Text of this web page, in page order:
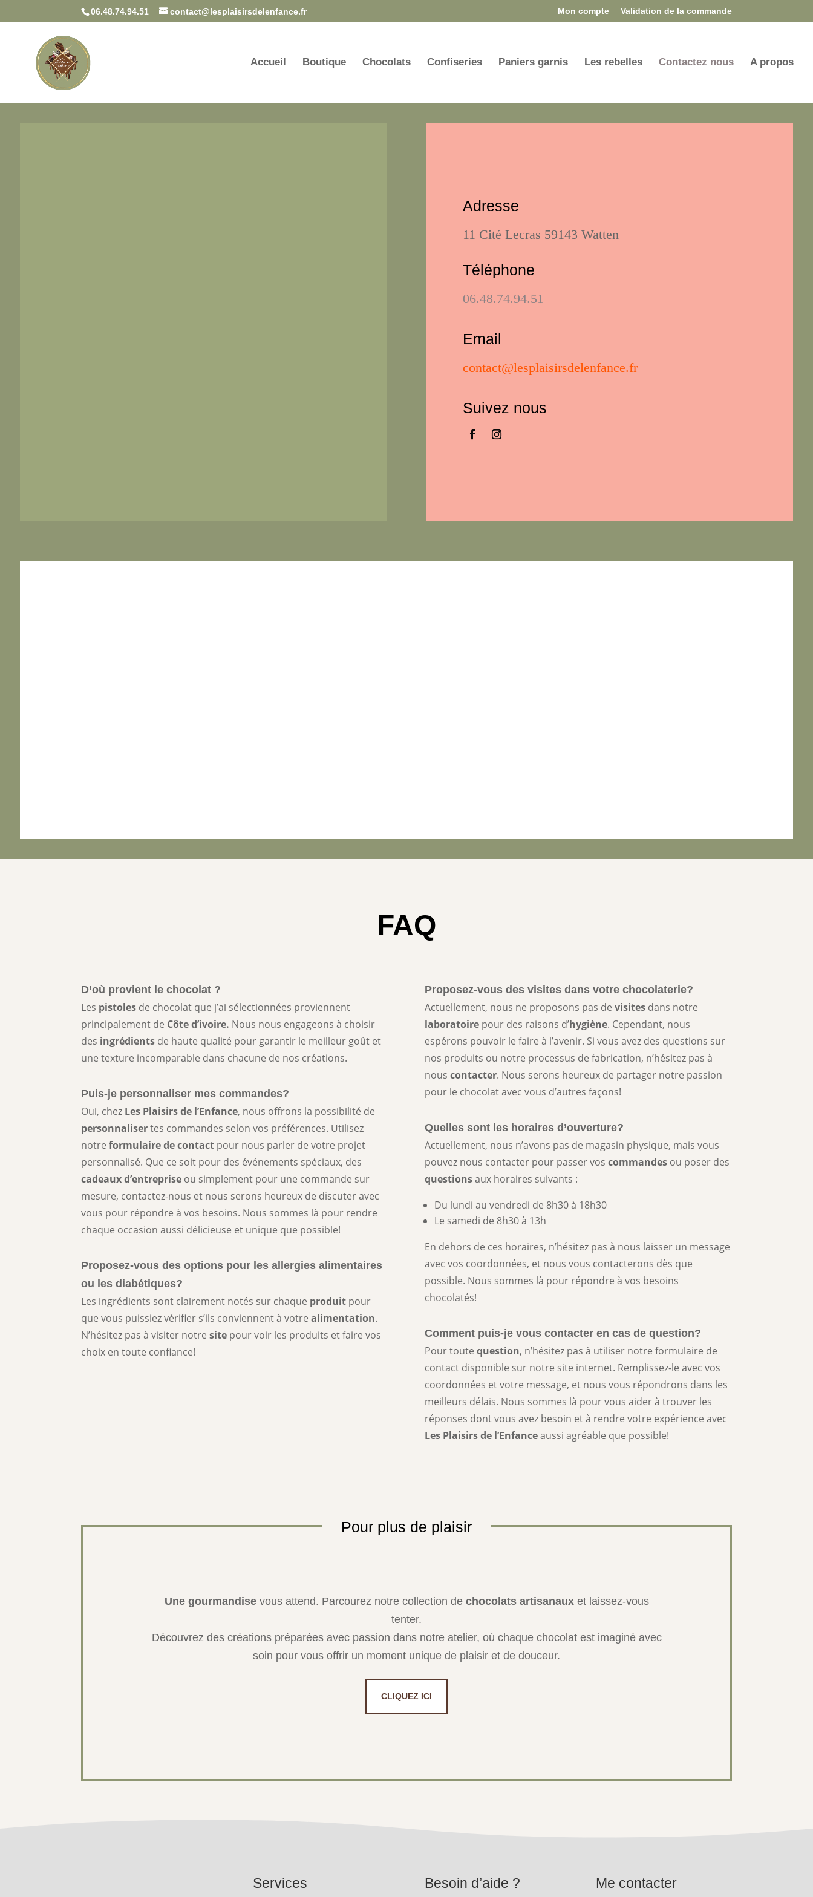
06.48.74.94.51 contact@lesplaisirsdelenfance.fr Mon compte Validation de la commande
Accueil Boutique Chocolats Confiseries Paniers garnis Les rebelles Contactez nous A propos
Adresse
11 Cité Lecras 59143 Watten
Téléphone
06.48.74.94.51
Email
contact@lesplaisirsdelenfance.fr
Suivez nous
FAQ
D’où provient le chocolat ?
Les pistoles de chocolat que j’ai sélectionnées proviennent
principalement de Côte d’ivoire. Nous nous engageons à choisir
des ingrédients de haute qualité pour garantir le meilleur goût et
une texture incomparable dans chacune de nos créations.
Puis-je personnaliser mes commandes?
Oui, chez Les Plaisirs de l’Enfance, nous offrons la possibilité de
personnalisertes commandes selon vos préférences. Utilisez
notreformulaire de contact pour nous parler de votre projet
personnalisé. Que ce soit pour des événements spéciaux, des
cadeaux d’entreprise ou simplement pour une commande sur
mesure, contactez-nous et nous serons heureux de discuter avec
vous pour répondre à vos besoins. Nous sommes là pour rendre
chaque occasion aussi délicieuse et unique que possible!
Proposez-vous des options pour les allergies alimentaires
ou les diabétiques?
Les ingrédients sont clairement notés sur chaque produit pour
que vous puissiez vérifier s’ils conviennent à votrealimentation.
N’hésitez pas à visiter notresite pour voir les produits et faire vos
choix en toute confiance!
Proposez-vous des visites dans votre chocolaterie?
Actuellement, nous ne proposons pas de visitesdans notre
laboratoirepour des raisons d’hygiène. Cependant, nous
espérons pouvoir le faire à l’avenir. Si vous avez des questions sur
nos produits ou notre processus de fabrication, n’hésitez pas à
nous contacter. Nous serons heureux de partager notre passion
pour le chocolat avec vous d’autres façons!
Quelles sont les horaires d’ouverture?
Actuellement, nous n’avons pas de magasin physique, mais vous
pouvez nous contacter pour passer vos commandesou poser des
questionsaux horaires suivants :
Du lundi au vendredi de 8h30 à 18h30
Le samedi de 8h30 à 13h
En dehors de ces horaires, n’hésitez pas à nous laisser un message
avec vos coordonnées, et nous vous contacterons dès que
possible. Nous sommes là pour répondre à vos besoins
chocolatés!
Comment puis-je vous contacter en cas de question?
Pour toute question, n’hésitez pas à utiliser notre formulaire de
contact disponible sur notre site internet. Remplissez-le avec vos
coordonnées et votre message, et nous vous répondrons dans les
meilleurs délais. Nous sommes là pour vous aider à trouver les
réponses dont vous avez besoin et à rendre votre expérience avec
Les Plaisirs de l’Enfanceaussi agréable que possible!
Pour plus de plaisir
Une gourmandisevous attend. Parcourez notre collection de chocolats artisanauxet laissez-vous
tenter.
Découvrez des créations préparées avec passion dans notre atelier, où chaque chocolat est imaginé avec
soin pour vous offrir un moment unique de plaisir et de douceur.
CLIQUEZ ICI
Services Besoin d’aide ? Me contacter